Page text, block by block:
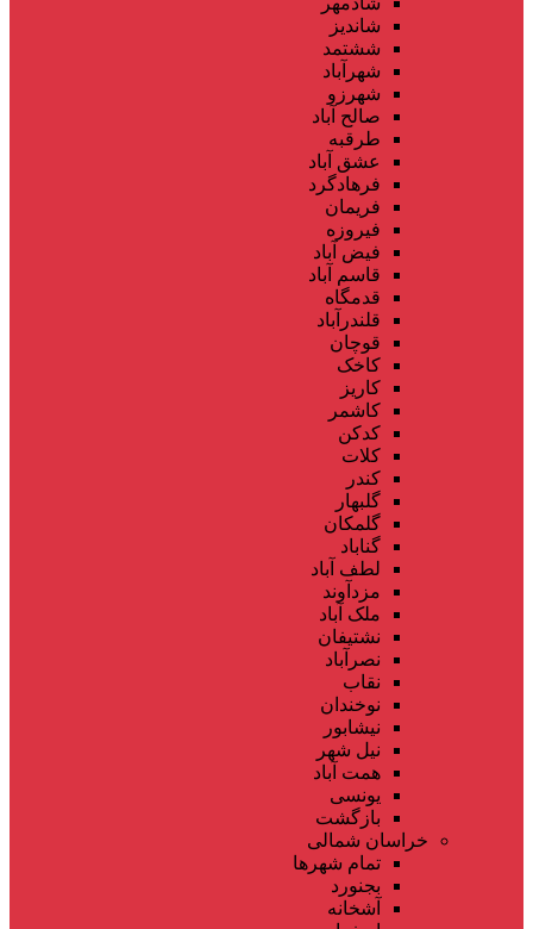
شاندیز
ششتمد
شهرآباد
شهرزو
صالح آباد
طرقبه
عشق آباد
فرهادگرد
فریمان
فیروزه
فیض آباد
قاسم آباد
قدمگاه
قلندرآباد
قوچان
کاخک
کاریز
کاشمر
کدکن
کلات
کندر
گلبهار
گلمکان
گناباد
لطف آباد
مزدآوند
ملک آباد
نشتیفان
نصرآباد
نقاب
نوخندان
نیشابور
نیل شهر
همت آباد
یونسی
بازگشت
خراسان شمالی
تمام شهر‌ها
بجنورد
آشخانه